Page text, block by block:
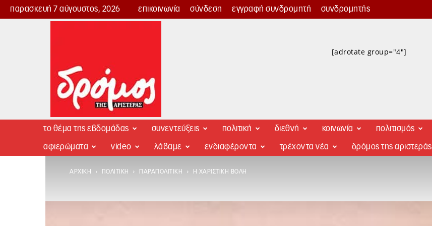
παρασκευή 7 αύγουστος, 2026 επικοινωνία σύνδεση εγγραφή συνδρομητή συνδρομητής
Δρόμος
[adrotate group="4"]
το θέμα της εβδομάδας συνεντεύξεις πολιτική διεθνή κοινωνία πολιτισμός
αφιερώματα video λάβαμε ενδιαφέροντα τρέχοντα νέα δρόμος της αριστεράς
ΑΡΧΙΚΉ ΠΟΛΙΤΙΚΉ ΠΑΡΑΠΟΛΙΤΙΚΉ Η ΧΑΡΙΣΤΙΚΉ ΒΟΛΉ